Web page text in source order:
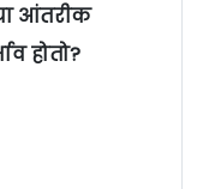
आंतरीक
होतो?